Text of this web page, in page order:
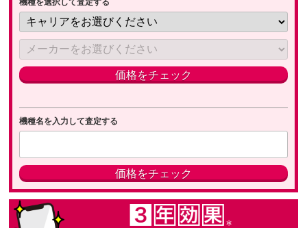
機種を選択して査定する
機種名を入力して査定する